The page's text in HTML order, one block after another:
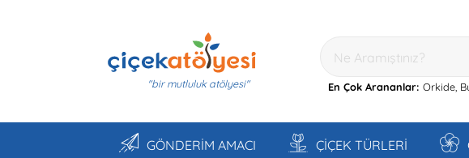
"bir mutluluk atölyesi" En Çok Arananlar: Orkide,
GÖNDERİM AMACI ÇİÇEK TÜRLERİ